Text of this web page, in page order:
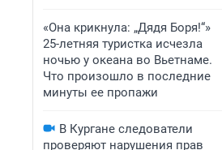
«Она крикнула: „Дядя Боря!“»
25-летняя туристка исчезла
ночью у океана во Вьетнаме.
Что произошло в последние
минуты ее пропажи
В Кургане следователи
проверяют нарушения прав